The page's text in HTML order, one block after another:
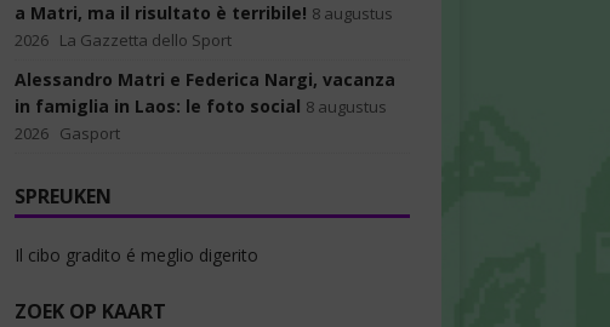
a Matri, ma il risultato è terribile! 8 augustus
2026 La Gazzetta dello Sport
Alessandro Matri e Federica Nargi, vacanza
in famiglia in Laos: le foto social 8 augustus
2026 Gasport
SPREUKEN
Il cibo gradito é meglio digerito
ZOEK OP KAART